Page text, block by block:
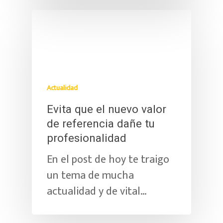
Actualidad
Evita que el nuevo valor
de referencia dañe tu
profesionalidad
En el post de hoy te traigo
un tema de mucha
actualidad y de vital…